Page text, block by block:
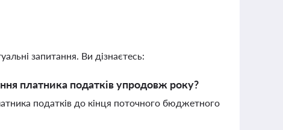
запитання. Ви дізнаєтесь:
платника податків упродовж року?
податків до кінця поточного бюджетного